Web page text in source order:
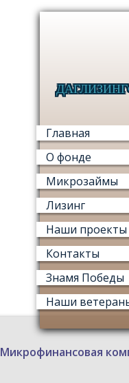
Главная
О фонде
Микрозаймы
Лизинг
Наши проекты
Контакты
Знамя Победы
Наши
Микрофинансовая